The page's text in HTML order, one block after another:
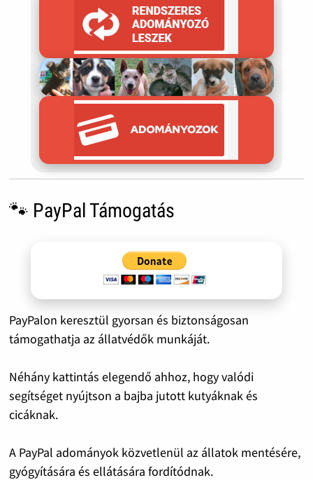
🐾 PayPal Támogatás
PayPalon keresztül gyorsan és biztonságosan
támogathatja az állatvédők munkáját.
Néhány kattintás elegendő ahhoz, hogy valódi
segítséget nyújtson a bajba jutott kutyáknak és
cicáknak.
A PayPal adományok közvetlenül az állatok mentésére,
gyógyítására és ellátására fordítódnak.